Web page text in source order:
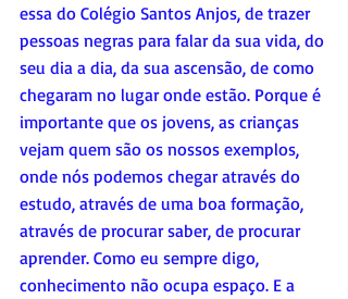
essa do Colégio Santos Anjos, de trazer
pessoas negras para falar da sua vida, do
seu dia a dia, da sua ascensão, de como
chegaram no lugar onde estão. Porque é
importante que os jovens, as crianças
vejam quem são os nossos exemplos,
onde nós podemos chegar através do
estudo, através de uma boa formação,
através de procurar saber, de procurar
aprender. Como eu sempre digo,
conhecimento não ocupa espaço. E a